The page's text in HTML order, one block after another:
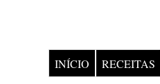
INÍCIO RECEITAS